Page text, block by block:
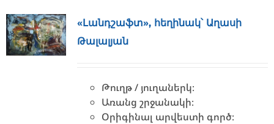
«Լանդշաֆտ», հեղինակ՝ Աղասի
Թալալյան
Թուղթ / յուղաներկ։
Առանց շրջանակի։
Օրիգինալ արվեստի գործ։